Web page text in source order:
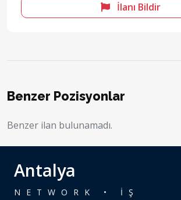
İlanı Bildir
Benzer Pozisyonlar
Benzer ilan bulunamadı.
Antalya
NETWORK • İŞ